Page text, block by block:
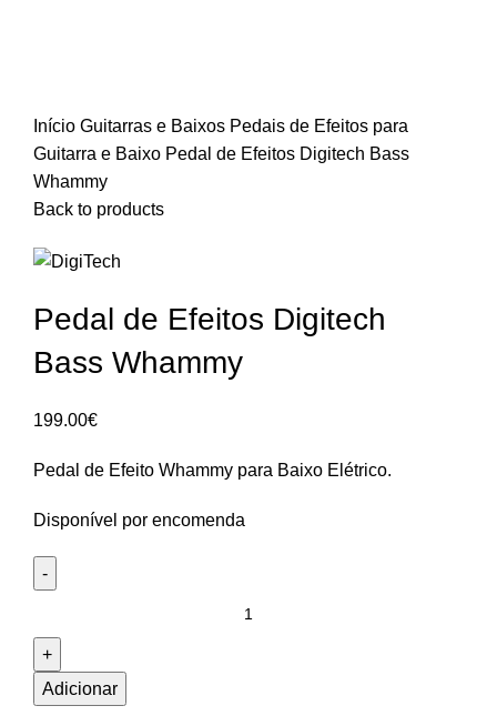
Início Guitarras e Baixos Pedais de Efeitos para
Guitarra e Baixo Pedal de Efeitos Digitech Bass
Whammy
Back to products
Pedal de Efeitos Digitech
Bass Whammy
199.00€
Pedal de Efeito Whammy para Baixo Elétrico.
Disponível por encomenda
Pedal
de
Adicionar